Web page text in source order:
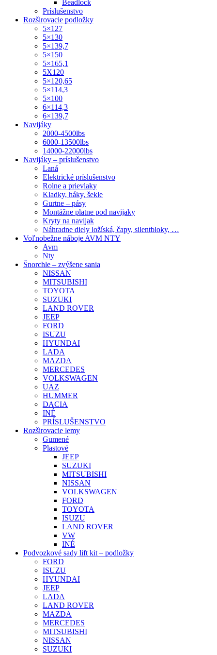
Beadlock
Príslušenstvo
Rozširovacie podložky
5×127
5×130
5×139,7
5×150
5×165,1
5X120
5×120,65
5×114,3
5×100
6×114,3
6×139,7
Navijáky
2000-4500lbs
6000-13500lbs
14000-22000lbs
Navijáky – príslušenstvo
Laná
Elektrické príslušenstvo
Rolne a prievlaky
Kladky, háky, šekle
Gurtne – pásy
Montážne platne pod navijaky
Kryty na navijak
Náhradne diely ložíská, čapy, silentbloky, …
Voľnobežne náboje AVM NTY
Avm
Nty
Šnorchle – zvýšene sania
NISSAN
MITSUBISHI
TOYOTA
SUZUKI
LAND ROVER
JEEP
FORD
ISUZU
HYUNDAI
LADA
MAZDA
MERCEDES
VOLKSWAGEN
UAZ
HUMMER
DACIA
INÉ
PRÍSLUŠENSTVO
Rozširovacie lemy
Gumené
Plastové
JEEP
SUZUKI
MITSUBISHI
NISSAN
VOLKSWAGEN
FORD
TOYOTA
ISUZU
LAND ROVER
VW
INÉ
Podvozkové sady lift kit – podložky
FORD
ISUZU
HYUNDAI
JEEP
LADA
LAND ROVER
MAZDA
MERCEDES
MITSUBISHI
NISSAN
SUZUKI